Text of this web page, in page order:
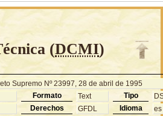
(DCMI)
Supremo Nº 23997, 28 de abril de 1995
Formato Text Tipo
Derechos GFDL Idioma es